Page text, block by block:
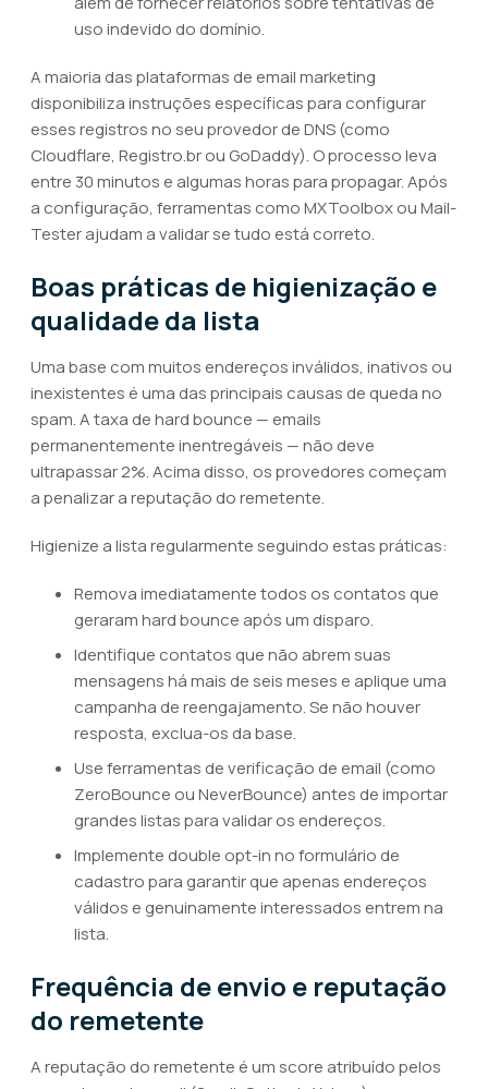
uso indevido do domínio.
A maioria das plataformas de email marketing
disponibiliza instruções específicas para configurar
esses registros no seu provedor de DNS (como
Cloudflare, Registro.br ou GoDaddy). O processo leva
entre 30 minutos e algumas horas para propagar. Após
a configuração, ferramentas como MXToolbox ou Mail-
Tester ajudam a validar se tudo está correto.
Boas práticas de higienização e
qualidade da lista
Uma base com muitos endereços inválidos, inativos ou
inexistentes é uma das principais causas de queda no
spam. A taxa de hard bounce — emails
permanentemente inentregáveis — não deve
ultrapassar 2%. Acima disso, os provedores começam
a penalizar a reputação do remetente.
Higienize a lista regularmente seguindo estas práticas:
Remova imediatamente todos os contatos que
geraram hard bounce após um disparo.
Identifique contatos que não abrem suas
mensagens há mais de seis meses e aplique uma
campanha de reengajamento. Se não houver
resposta, exclua-os da base.
Use ferramentas de verificação de email (como
ZeroBounce ou NeverBounce) antes de importar
grandes listas para validar os endereços.
Implemente double opt-in no formulário de
cadastro para garantir que apenas endereços
válidos e genuinamente interessados entrem na
lista.
Frequência de envio e reputação
do remetente
A reputação do remetente é um score atribuído pelos